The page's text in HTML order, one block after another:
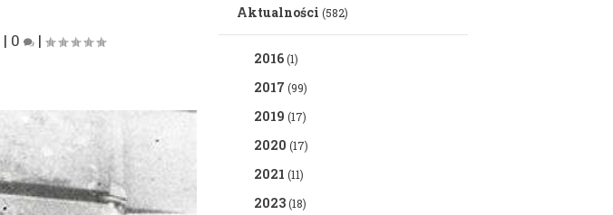
| 0 |
Aktualności (582)
2016(1)
2017 (99)
2019 (17)
2020 (17)
2021 (11)
2023(18)